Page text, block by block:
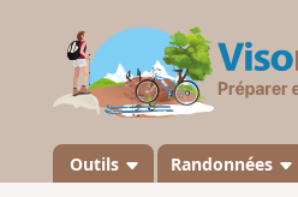
Outils Randonnées